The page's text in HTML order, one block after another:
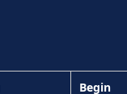
Begin